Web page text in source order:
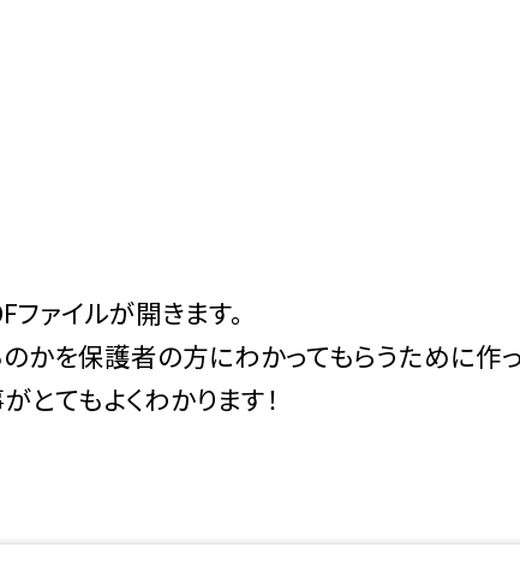
ァイルが開きます。
かを保護者の方にわかってもらうために作っ
もよくわかります！